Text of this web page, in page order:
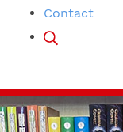
Contact